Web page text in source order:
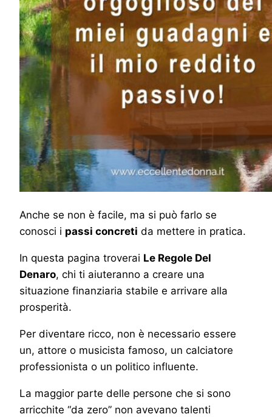
Anche se non è facile, ma si può farlo se
conosci i passi concreti da mettere in pratica.
In questa pagina troverai Le Regole Del
Denaro, chi ti aiuteranno a creare una
situazione finanziaria stabile e arrivare alla
prosperità.
Per diventare ricco, non è necessario essere
un, attore o musicista famoso, un calciatore
professionista o un politico influente.
La maggior parte delle persone che si sono
arricchite “da zero” non avevano talenti